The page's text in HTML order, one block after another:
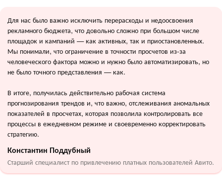
Для нас было важно исключить перерасходы и недоосвоения
рекламного бюджета, что довольно сложно при большом числе
площадок и кампаний — как активных, так и приостановленных.
Мы понимали, что ограничение в точности просчетов из-за
человеческого фактора можно и нужно было автоматизировать, но
не было точного представления — как.
В итоге, получилась действительно рабочая система
прогнозирования трендов и, что важно, отслеживания аномальных
показателей в просчетах, которая позволила контролировать все
процессы в ежедневном режиме и своевременно корректировать
стратегию.
Константин Поддубный
Старший специалист по привлечению платных пользователей Авито.